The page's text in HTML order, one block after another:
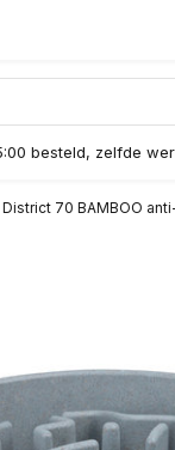
besteld, zelfde
District 70 BAMBOO